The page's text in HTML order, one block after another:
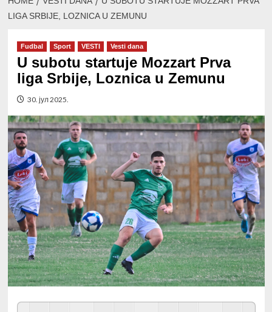
LIGA SRBIJE, LOZNICA U ZEMUNU
Fudbal Sport VESTI Vesti dana
U subotu startuje Mozzart Prva
liga Srbije, Loznica u Zemunu
30. јул 2025.